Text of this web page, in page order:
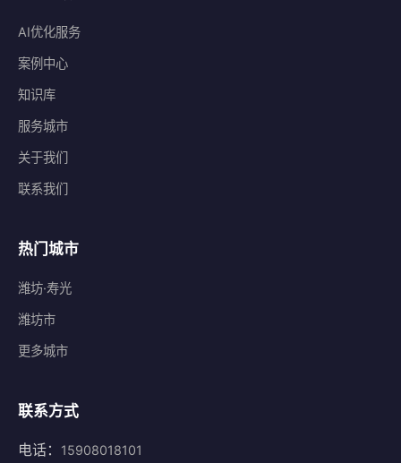
AI优化服务
案例中心
知识库
服务城市
关于我们
联系我们
热门城市
潍坊·寿光
潍坊市
更多城市
联系方式
电话： 15908018101